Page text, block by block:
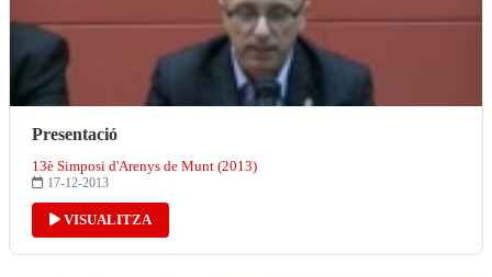
Presentació
13è Simposi d'Arenys de Munt (2013)
17-12-2013
VISUALITZA